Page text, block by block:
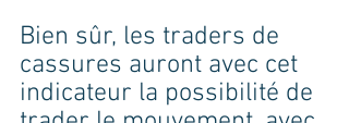
Bien sûr, les traders de
cassures auront avec cet
indicateur la possibilité de